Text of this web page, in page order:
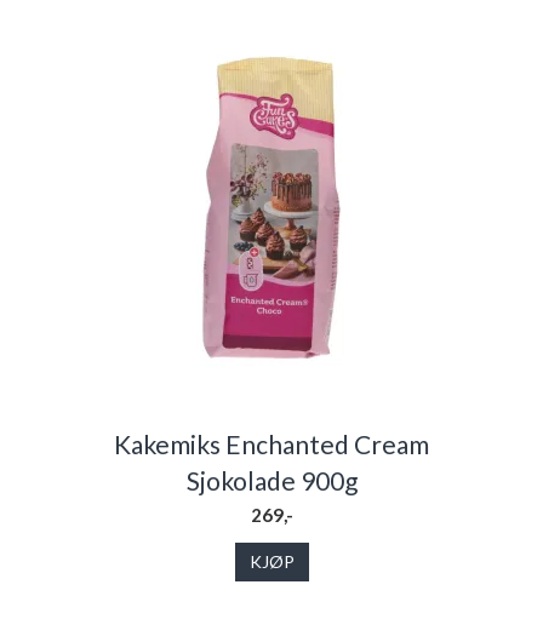
Kakemiks Enchanted Cream
Sjokolade 900g
269,-
KJØP